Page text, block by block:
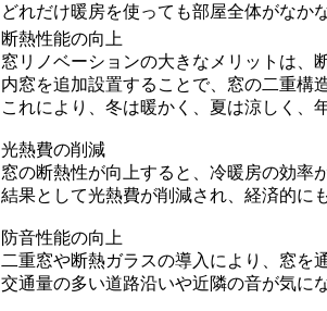
どれだけ暖房を使っても部屋全体がなか
断熱性能の向上
窓リノベーションの大きなメリットは、
内窓を追加設置することで、窓の二重構
これにより、冬は暖かく、夏は涼しく、
光熱費の削減
窓の断熱性が向上すると、冷暖房の効率
結果として光熱費が削減され、経済的に
防音性能の向上
二重窓や断熱ガラスの導入により、窓を
交通量の多い道路沿いや近隣の音が気に